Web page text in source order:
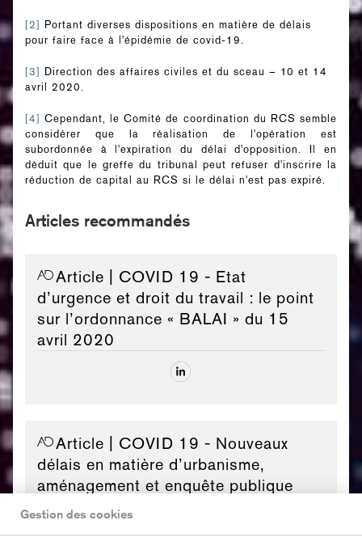
[2]
Portant diverses dispositions en matière de délais
pour faire face à l'épidémie de covid-19.
[3]
Direction des affaires civiles et du sceau – 10 et 14
avril 2020.
[4] Cependant, le Comité de coordination du RCS semble
considérer que la réalisation de l'opération est
subordonnée à l'expiration du délai d'opposition. Il en
déduit que le greffe du tribunal peut refuser d'inscrire la
réduction de capital au RCS si le délai n'est pas expiré.
Articles recommandés
Article | COVID 19 - Etat
d’urgence et droit du travail : le point
sur l’ordonnance « BALAI » du 15
avril 2020
Article | COVID 19 - Nouveaux
délais en matière d’urbanisme,
aménagement et enquête publique
Gestion des cookies